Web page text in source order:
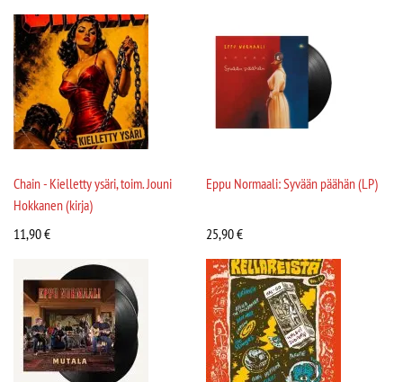
Chain - Kielletty ysäri, toim. Jouni
Hokkanen (kirja)
11,90€
Eppu Normaali: Syvään päähän (LP)
25,90€